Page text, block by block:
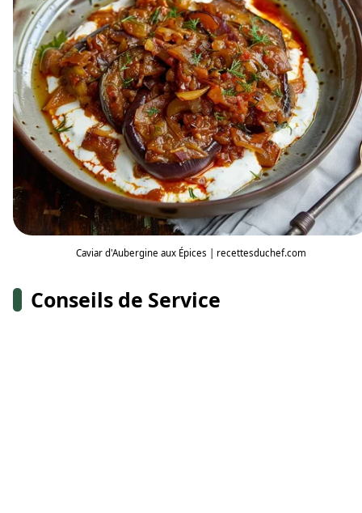
Caviar d'Aubergine aux Épices | recettesduchef.com
Conseils de Service